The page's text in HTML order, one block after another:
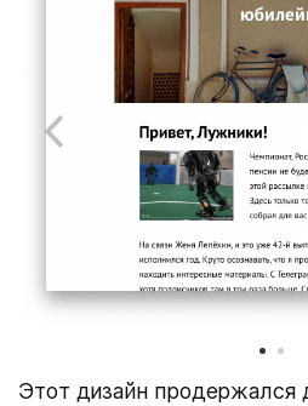
Этот дизайн продержался